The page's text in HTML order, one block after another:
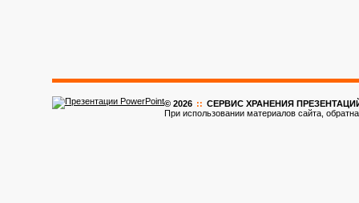
© 2026 :: CЕРВИС ХРАНЕНИЯ ПРЕЗЕНТАЦИЙ
При использовании материалов сайта,